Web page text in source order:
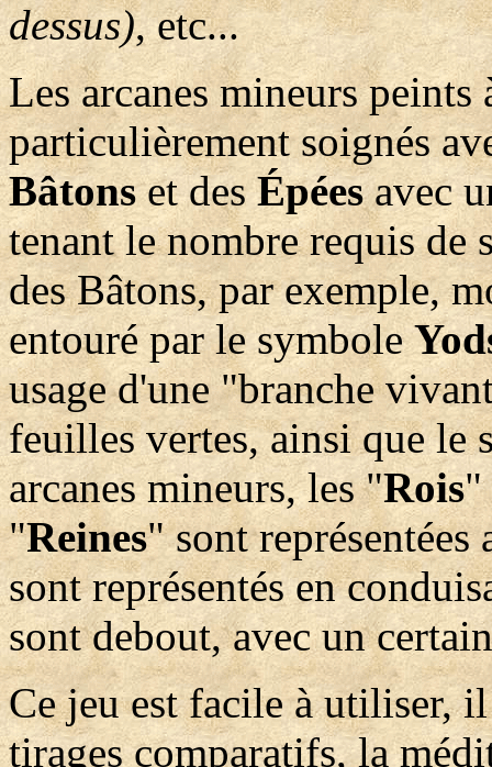
dessus), etc...
Les arcanes mineurs peints
particulièrement soignés
Bâtonset desÉpéesavec
tenant le nombre requis de
des Bâtons, par exemple,
entouré par le symbole
usage d'une "branche
feuilles vertes, ainsi que le
arcanes mineurs, les "Rois"
"Reines" sont représentées
sont représentés en
sont debout, avec un
Ce jeu est facile à utiliser,
tirages comparatifs, la